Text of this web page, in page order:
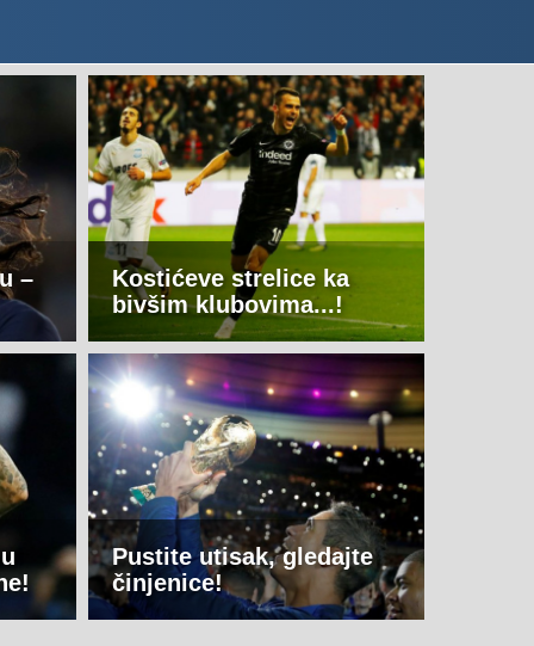
–
Kostićeve strelice ka
bivšim klubovima...!
Pustite utisak, gledajte
činjenice!